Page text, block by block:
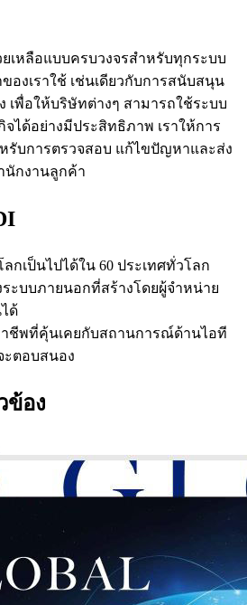
เหลือแบบครบวงจรสำหรับทุกระบบ
งเราใช้ เช่นเดียวกับการสนับสนุน
เพื่อให้บริษัทต่างๆ สามารถใช้ระบบ
ได้อย่างมีประสิทธิภาพ เราให้การ
บการตรวจสอบ แก้ไขปัญหาและส่ง
นักงานลูกค้า
กเป็นไปได้ใน 60 ประเทศทั่วโลก
ะบบภายนอกที่สร้างโดยผู้จำหน่าย
ด้
ชีพที่คุ้นเคยกับสถานการณ์ด้านไอที
ะตอบสนอง
ข้อง